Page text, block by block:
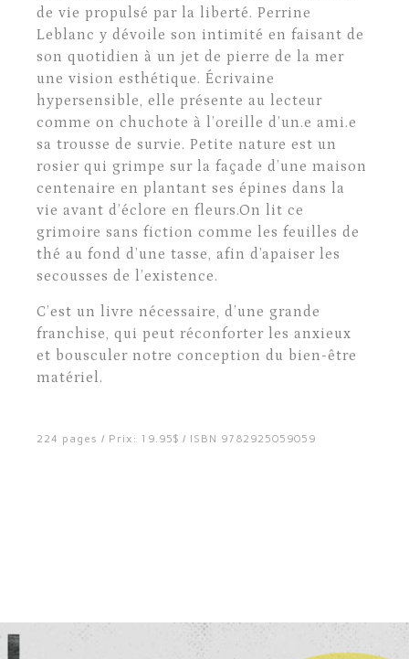
de vie propulsé par la liberté. Perrine
Leblanc y dévoile son intimité en faisant de
son quotidien à un jet de pierre de la mer
une vision esthétique. Écrivaine
hypersensible, elle présente au lecteur
comme on chuchote à l’oreille d’un.e ami.e
sa trousse de survie. Petite nature est un
rosier qui grimpe sur la façade d’une maison
centenaire en plantant ses épines dans la
vie avant d’éclore en fleurs.On lit ce
grimoire sans fiction comme les feuilles de
thé au fond d’une tasse, afin d’apaiser les
secousses de l’existence.
C’est un livre nécessaire, d’une grande
franchise, qui peut réconforter les anxieux
et bousculer notre conception du bien-être
matériel.
224 pages / Prix: 19.95$ / ISBN 9782925059059